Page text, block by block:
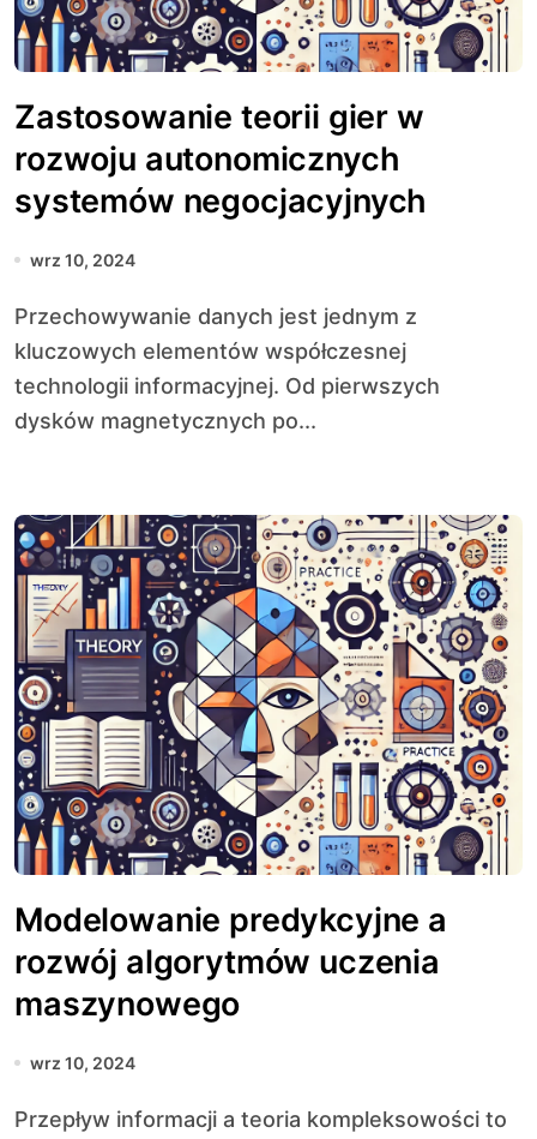
Zastosowanie teorii gier w
rozwoju autonomicznych
systemów negocjacyjnych
wrz 10, 2024
Przechowywanie danych jest jednym z
kluczowych elementów współczesnej
technologii informacyjnej. Od pierwszych
dysków magnetycznych po...
Modelowanie predykcyjne a
rozwój algorytmów uczenia
maszynowego
wrz 10, 2024
Przepływ informacji a teoria kompleksowości to